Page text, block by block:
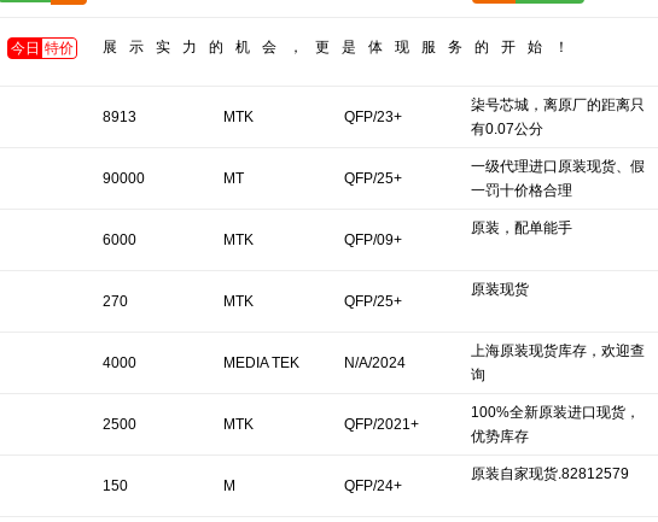
今日 特价 展示实力的机会，更是体现服务的开始！
8913 MTK QFP/23+
柒号芯城，离原厂的距离只
有0.07公分
90000 MT QFP/25+
一级代理进口原装现货、假
一罚十价格合理
6000 MTK QFP/09+
原装，配单能手
270 MTK QFP/25+
原装现货
4000 MEDIA TEK N/A/2024
上海原装现货库存，欢迎查
询
2500 MTK QFP/2021+
100%全新原装进口现货，
优势库存
150 M QFP/24+
原装自家现货.82812579